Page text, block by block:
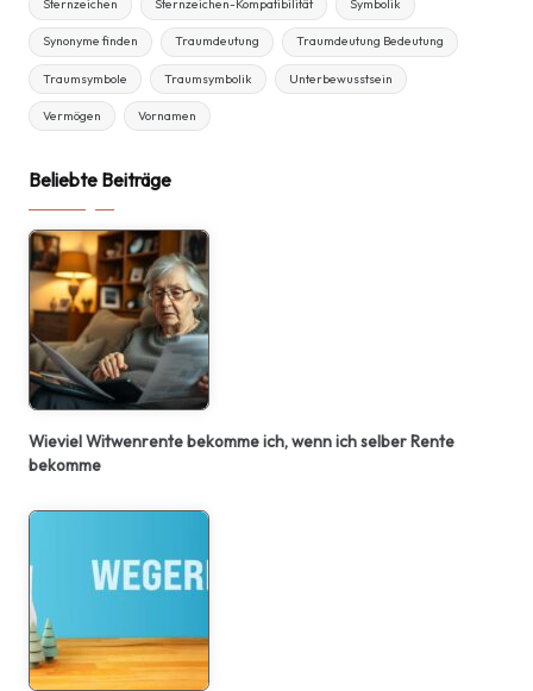
Sternzeichen Sternzeichen-Kompatibilität Symbolik
Synonyme finden Traumdeutung Traumdeutung Bedeutung
Traumsymbole Traumsymbolik Unterbewusstsein
Vermögen Vornamen
Beliebte Beiträge
Wieviel Witwenrente bekomme ich, wenn ich selber Rente
bekomme